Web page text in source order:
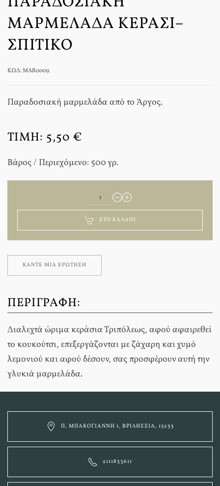
ΜΑΡΜΕΛΆΔΑ ΚΕΡΆΣΙ–
ΣΠΙΤΙΚΌ
ΚΩΔ: MAR0009
Παραδοσιακή μαρμελάδα από το Άργος.
ΤΙΜΉ: 5,50 €
Βάρος / Περιεχόμενο: 500 γρ.
ΣΤΟ ΚΑΛΆΘΙ
ΚΆΝΤΕ ΜΊΑ ΕΡΏΤΗΣΗ
ΠΕΡΙΓΡΑΦΉ:
Διαλεχτά ώριμα κεράσια Τριπόλεως, αφού αφαιρεθεί
το κουκούτσι, επεξεργάζονται με ζάχαρη και χυμό
λεμονιού και αφού δέσουν, σας προσφέρουν αυτή την
γλυκιά μαρμελάδα.
Π. ΜΠΑΚΟΓΙΆΝΝΗ 1, ΒΡΙΛΉΣΣΙΑ, 15235
2111833611